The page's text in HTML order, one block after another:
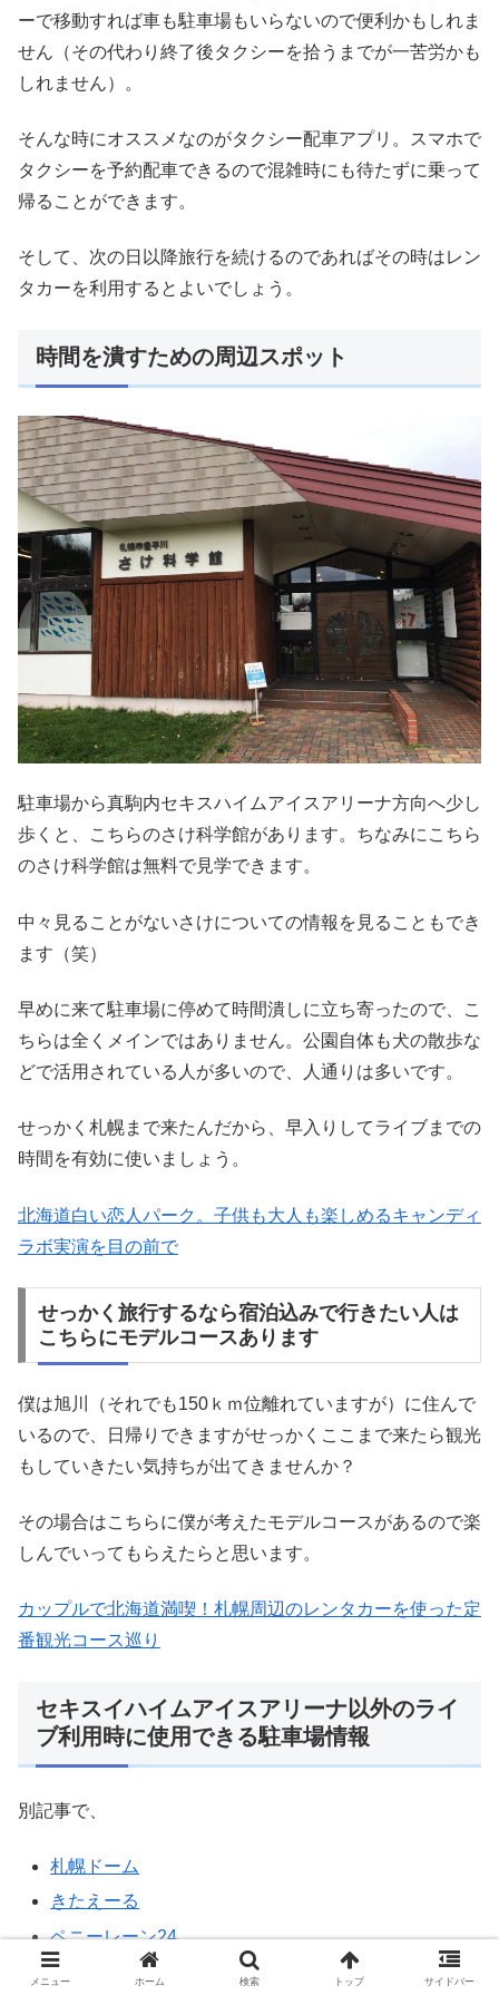
ーで移動すれば車も駐車場もいらないので便利かもしれま
せん（その代わり終了後タクシーを拾うまでが一苦労かも
しれません）。
そんな時にオススメなのがタクシー配車アプリ。スマホで
タクシーを予約配車できるので混雑時にも待たずに乗って
帰ることができます。
そして、次の日以降旅行を続けるのであればその時はレン
タカーを利用するとよいでしょう。
時間を潰すための周辺スポット
駐車場から真駒内セキスハイムアイスアリーナ方向へ少し
歩くと、こちらのさけ科学館があります。ちなみにこちら
のさけ科学館は無料で見学できます。
中々見ることがないさけについての情報を見ることもでき
ます（笑）
早めに来て駐車場に停めて時間潰しに立ち寄ったので、こ
ちらは全くメインではありません。公園自体も犬の散歩な
どで活用されている人が多いので、人通りは多いです。
せっかく札幌まで来たんだから、早入りしてライブまでの
時間を有効に使いましょう。
北海道白い恋人パーク。子供も大人も楽しめるキャンディ
ラボ実演を目の前で
せっかく旅行するなら宿泊込みで行きたい人は
こちらにモデルコースあります
僕は旭川（それでも150ｋｍ位離れていますが）に住んで
いるので、日帰りできますがせっかくここまで来たら観光
もしていきたい気持ちが出てきませんか？
その場合はこちらに僕が考えたモデルコースがあるので楽
しんでいってもらえたらと思います。
カップルで北海道満喫！札幌周辺のレンタカーを使った定
番観光コース巡り
セキスイハイムアイスアリーナ以外のライ
ブ利用時に使用できる駐車場情報
別記事で、
札幌ドーム
きたえーる
ペニーレーン24
メニュー ホーム 検索 トップ サイドバー